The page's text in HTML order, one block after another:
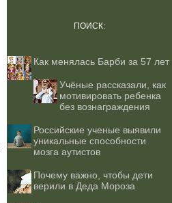
ПОИСК:
Как менялась Барби за 57 лет
Учёные рассказали, как
мотивировать ребенка
без вознаграждения
Российские ученые выявили
уникальные способности
мозга аутистов
Почему важно, чтобы дети
верили в Деда Мороза